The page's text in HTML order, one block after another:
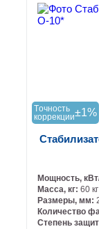
Tочность
коррекции±1%
Мощность,
Масса, кг: 60 кг
Размеры, мм:
Количество
Степень